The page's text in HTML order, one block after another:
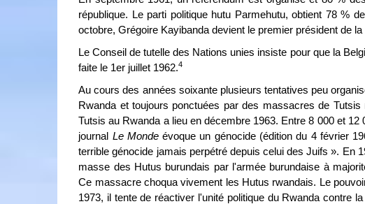
république. Le parti politique hutu Parmehutu, obtient 78 %
octobre, Grégoire Kayibanda devient le premier président de
Le Conseil de tutelle des Nations unies insiste pour que la
faite le 1er juillet 1962.4
Au cours des années soixante plusieurs tentatives peu
Rwanda et toujours ponctuées par des massacres de
Tutsis au Rwanda a lieu en décembre 1963. Entre 8 000 et
journal Le Mondeévoque un génocide (édition du 4 février
terrible génocide jamais perpétré depuis celui des Juifs ». En
masse des Hutus burundais par l'armée burundaise à
Ce massacre choqua vivement les Hutus rwandais. Le
1973, il tente de réactiver l'unité politique du Rwanda contre